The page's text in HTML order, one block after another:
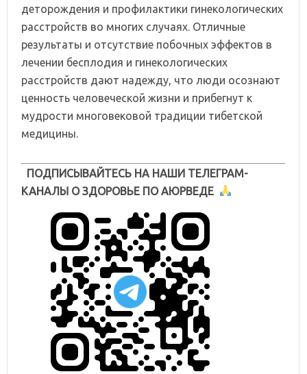
деторождения и профилактики гинекологических
расстройств во многих случаях. Отличные
результаты и отсутствие побочных эффектов в
лечении бесплодия и гинекологических
расстройств дают надежду, что люди осознают
ценность человеческой жизни и прибегнут к
мудрости многовековой традиции тибетской
медицины.
ПОДПИСЫВАЙТЕСЬ НА НАШИ ТЕЛЕГРАМ-
КАНАЛЫ О ЗДОРОВЬЕ ПО АЮРВЕДЕ